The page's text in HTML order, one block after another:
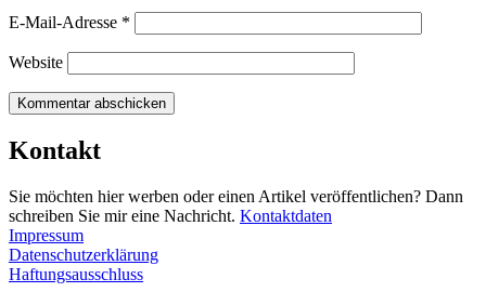
E-Mail-Adresse *
Website
Kontakt
Sie möchten hier werben oder einen Artikel veröffentlichen? Dann
schreiben Sie mir eine Nachricht. Kontaktdaten
Impressum
Datenschutzerklärung
Haftungsausschluss